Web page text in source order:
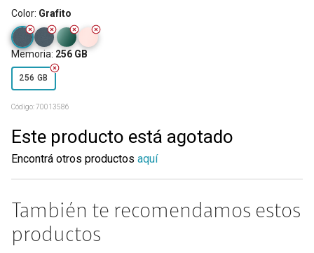
Color: Grafito
Memoria: 256 GB
256 GB
Código:70013586
Este producto está agotado
Encontrá otros productos aquí
También te recomendamos estos
productos